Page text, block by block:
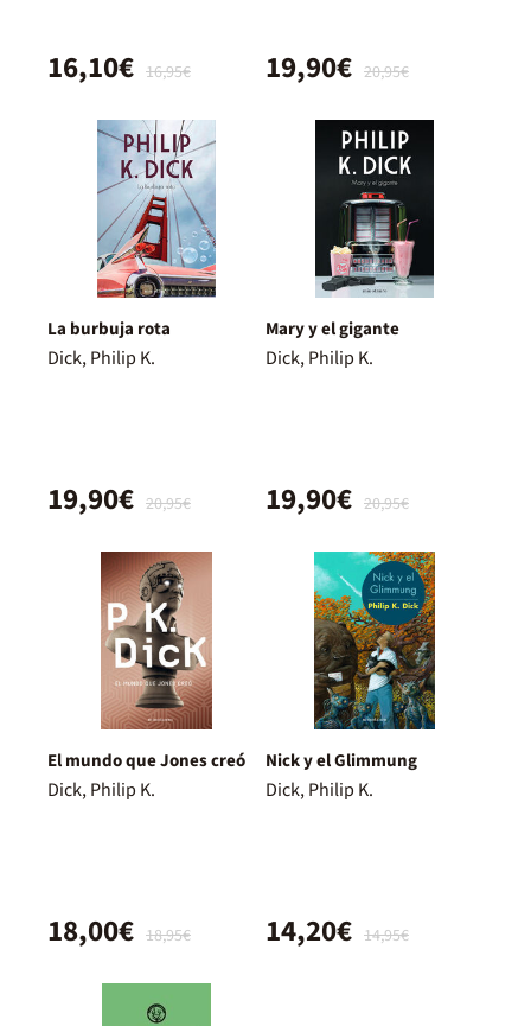
16,95€
16,10€ 20,95€
19,90€
La burbuja rota
Dick, Philip K.
20,95€
19,90€
Mary y el gigante
Dick, Philip K.
20,95€
19,90€
El mundo que Jones creó
Dick, Philip K.
18,95€
18,00€
Nick y el Glimmung
Dick, Philip K.
14,95€
14,20€